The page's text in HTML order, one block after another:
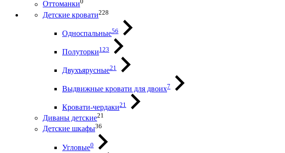
Оттоманки
Детские кровати228
Односпальные56
Полуторки123
Двухъярусные21
Выдвижные кровати для двоих7
Кровати-чердаки21
Диваны детские21
Детские шкафы36
Угловые0